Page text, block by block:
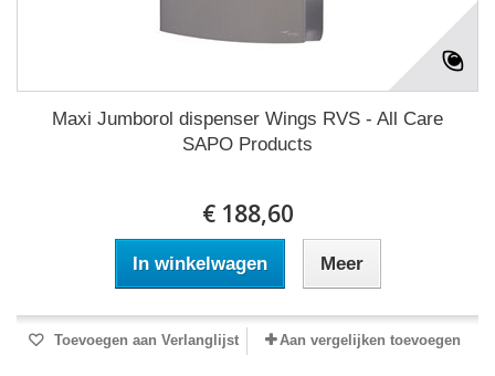
Maxi Jumborol dispenser Wings RVS - All Care
SAPO Products
€ 188,60
In winkelwagen Meer
Toevoegen aan Verlanglijst Aan vergelijken toevoegen